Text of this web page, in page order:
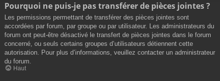
Pourquoi ne puis-je pas transférer de pièces jointes ?
Les permissions permettant de transférer des pièces jointes sont
accordées par forum, par groupe ou par utilisateur. Les administrateurs du
forum ont peut-être désactivé le transfert de pièces jointes dans le forum
concerné, ou seuls certains groupes d’utilisateurs détiennent cette
autorisation. Pour plus d’informations, veuillez contacter un administrateur
du forum.
Haut